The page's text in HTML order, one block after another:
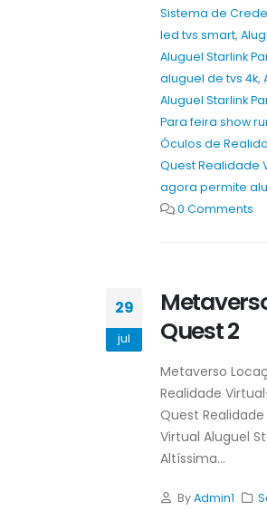
Sistema de
led tvs smart,
Aluguel Starlink
aluguel de tvs 4k,
Aluguel Starlink
Para feira show
Óculos de
Quest Realidade
agora permite
0 Comments
29
jul
Quest 2
Metaverso
Realidade
Quest
Virtual Aluguel
Altíssima...
ByAdmin1